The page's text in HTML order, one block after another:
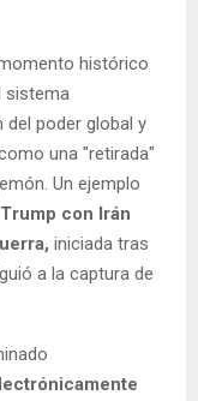
histórico
sistema
del poder global y
una "retirada"
Un ejemplo
con Irán
iniciada tras
a la captura de